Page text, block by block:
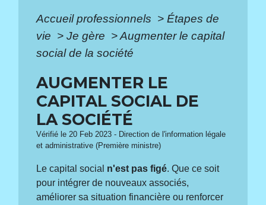
Accueil professionnels > Étapes de
vie > Je gère >Augmenter le capital
social de la société
AUGMENTER LE
CAPITAL SOCIAL DE
LA SOCIÉTÉ
Vérifié le 20 Feb 2023 - Direction de l'information légale
et administrative (Première ministre)
Le capital social n'est pas figé. Que ce soit
pour intégrer de nouveaux associés,
améliorer sa situation financière ou renforcer